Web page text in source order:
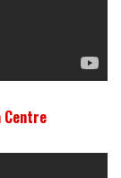
Centre